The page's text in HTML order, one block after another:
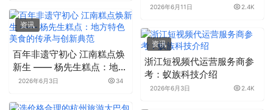
2026年6月11日 2.4K
资讯
百年非遗守初心 江南糕点焕
新生 —— 杨先生糕点：地方
特色美食的传承与创新典范
2026年6月3日 34
资讯
浙江短视频代运营服务商参
考：蚁族科技介绍
2026年6月3日 2.4K